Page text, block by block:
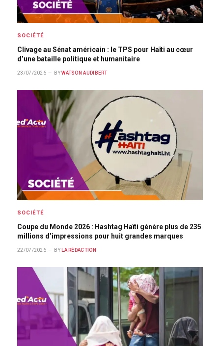
SOCIÉTÉ
Clivage au Sénat américain : le TPS pour Haïti au cœur
d’une bataille politique et humanitaire
23/07/2026 BY WATSON AUDIBERT
SOCIÉTÉ
Coupe du Monde 2026 : Hashtag Haïti génère plus de 235
millions d’impressions pour huit grandes marques
22/07/2026 BY LA RÉDACTION